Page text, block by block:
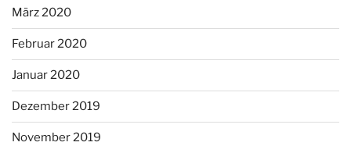
März 2020
Februar 2020
Januar 2020
Dezember 2019
November 2019